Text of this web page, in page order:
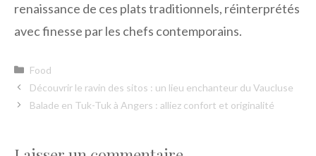
renaissance de ces plats traditionnels, réinterprétés
avec finesse par les chefs contemporains.
Catégories
Food
Découvrir le ravin des sitos : un lieu enchanteur du Vaucluse
Balade en Tuk-Tuk à Angers : alliez confort et originalité